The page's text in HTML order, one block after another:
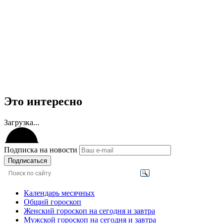
Это интересно
Загрузка...
Подписка на новости
Подписаться
Календарь месячных
Общий гороскоп
Женский гороскоп на сегодня и завтра
Мужской гороскоп на сегодня и завтра